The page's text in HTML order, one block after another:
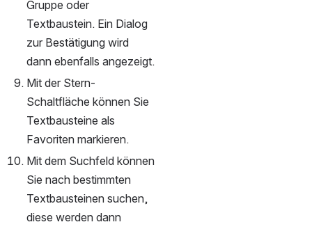
Gruppe oder
Textbaustein. Ein Dialog
zur Bestätigung wird
dann ebenfalls angezeigt.
Mit der Stern-
Schaltfläche können Sie
Textbausteine als
Favoriten markieren.
Mit dem Suchfeld können
Sie nach bestimmten
Textbausteinen suchen,
diese werden dann